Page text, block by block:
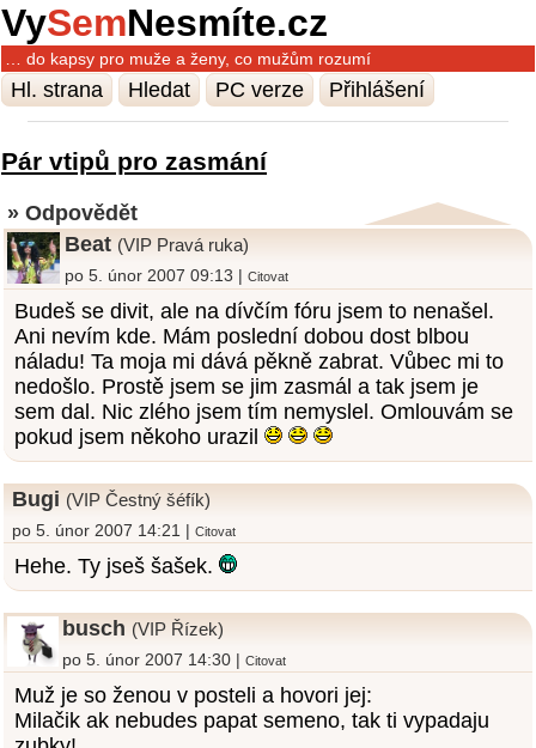
VySemNesmíte.cz
… do kapsy pro muže a ženy, co mužům rozumí
Hl. strana Hledat PC verze Přihlášení
Pár vtipů pro zasmání
» Odpovědět
Beat (VIP Pravá ruka)
po 5. únor 2007 09:13 | Citovat
Budeš se divit, ale na dívčím fóru jsem to nenašel.
Ani nevím kde. Mám poslední dobou dost blbou
náladu! Ta moja mi dává pěkně zabrat. Vůbec mi to
nedošlo. Prostě jsem se jim zasmál a tak jsem je
sem dal. Nic zlého jsem tím nemyslel. Omlouvám se
pokud jsem někoho urazil
Bugi (VIP Čestný šéfík)
po 5. únor 2007 14:21 | Citovat
Hehe. Ty jseš šašek.
busch (VIP Řízek)
po 5. únor 2007 14:30 |Citovat
Muž je so ženou v posteli a hovori jej:
Milačik ak nebudes papat semeno, tak ti vypadaju